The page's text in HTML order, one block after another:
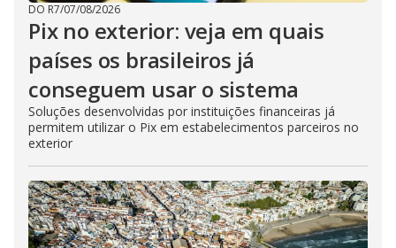
DO R7/07/08/2026
Pix no exterior: veja em quais
países os brasileiros já
conseguem usar o sistema
Soluções desenvolvidas por instituições financeiras já
permitem utilizar o Pix em estabelecimentos parceiros no
exterior